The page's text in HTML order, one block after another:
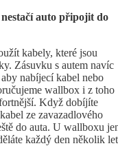
auto připojit do
kabely, které jsou
Zásuvku s autem navíc
nabíjecí kabel nebo
wallbox i z toho
Když dobíjíte
ze zavazadlového
do auta. U wallboxu
každý den několik